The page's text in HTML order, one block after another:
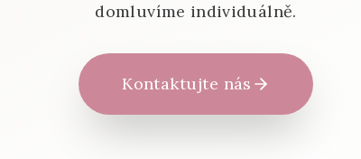
domluvíme individuálně.
Kontaktujte nás